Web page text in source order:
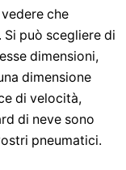
che
può scegliere di
dimensioni,
dimensione
di velocità,
di neve sono
pneumatici.